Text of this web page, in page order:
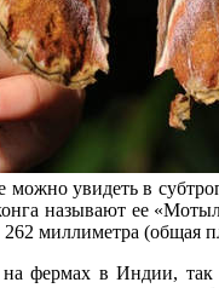
можно увидеть в
называют ее
миллиметра (общая
на фермах в Индии,